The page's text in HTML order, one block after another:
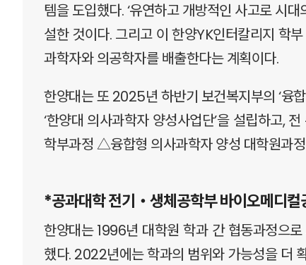
템을 도입했다. ‘유연하고 개방적인 사고로 시
설한 것이다. 그리고 이 한양YK인터칼리지 학
과학자와 의공학자를 배출한다는 계획이다.
한양대는 또 2025년 하반기 보건복지부의 ‘융
‘한양대 의사과학자 양성사업단’을 설립하고,
학부과정 △융합형 의사과학자 양성 대학원과
*공과대학 전기‧생체공학부 바이오메디컬
한양대는 1996년 대학원 학과 간 협동과정으
했다. 2022년에는 학과의 범위와 가능성을 더